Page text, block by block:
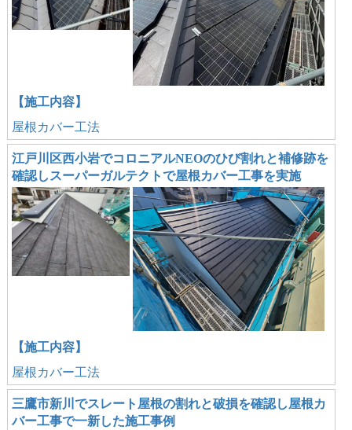
【施工内容】
屋根カバー工法
江戸川区西小岩でコロニアルNEOのひび割れと補修跡を
確認しスーパーガルテクトで屋根カバー工事を実施
【施工内容】
屋根カバー工法
三鷹市新川でスレート屋根の割れと破損を確認し屋根カ
バー工事で一新した施工事例